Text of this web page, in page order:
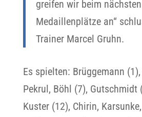
greifen wir beim
Medaillenplätze an“
Trainer Marcel Gruhn.
Es spielten: Brüggemann
Pekrul, Böhl (7), Gutschmidt
Kuster (12), Chirin,